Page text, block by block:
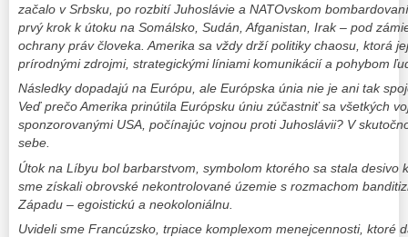
začalo v Srbsku, po rozbití Juhoslávie a NATOvskom
prvý krok k útoku na Somálsko, Sudán, Afganistan, Irak – pod
ochrany práv človeka. Amerika sa vždy drží politiky chaosu, ktorá
prírodnými zdrojmi, strategickými líniami komunikácií a pohybom
Následky dopadajú na Európu, ale Európska únia nie je ani tak
Veď prečo Amerika prinútila Európsku úniu zúčastniť sa všetkých
sponzorovanými USA, počínajúc vojnou proti Juhoslávii? V
sebe.
Útok na Líbyu bol barbarstvom, symbolom ktorého sa stala desivo
sme získali obrovské nekontrolované územie s rozmachom
Západu – egoistickú a neokoloniálnu.
Uvideli sme Francúzsko, trpiace komplexom menejcennosti, ktoré